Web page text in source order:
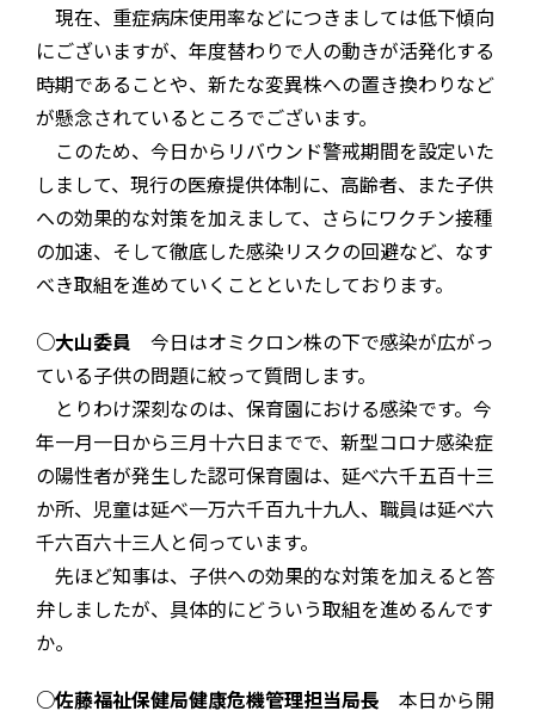
現在、重症病床使用率などにつきましては低下傾向
にございますが、年度替わりで人の動きが活発化する
時期であることや、新たな変異株への置き換わりなど
が懸念されているところでございます。
このため、今日からリバウンド警戒期間を設定いた
しまして、現行の医療提供体制に、高齢者、また子供
への効果的な対策を加えまして、さらにワクチン接種
の加速、そして徹底した感染リスクの回避など、なす
べき取組を進めていくことといたしております。
○大山委員 今日はオミクロン株の下で感染が広がっ
ている子供の問題に絞って質問します。
とりわけ深刻なのは、保育園における感染です。今
年一月一日から三月十六日までで、新型コロナ感染症
の陽性者が発生した認可保育園は、延べ六千五百十三
か所、児童は延べ一万六千百九十九人、職員は延べ六
千六百六十三人と伺っています。
先ほど知事は、子供への効果的な対策を加えると答
弁しましたが、具体的にどういう取組を進めるんです
か。
○佐藤福祉保健局健康危機管理担当局長 本日から開